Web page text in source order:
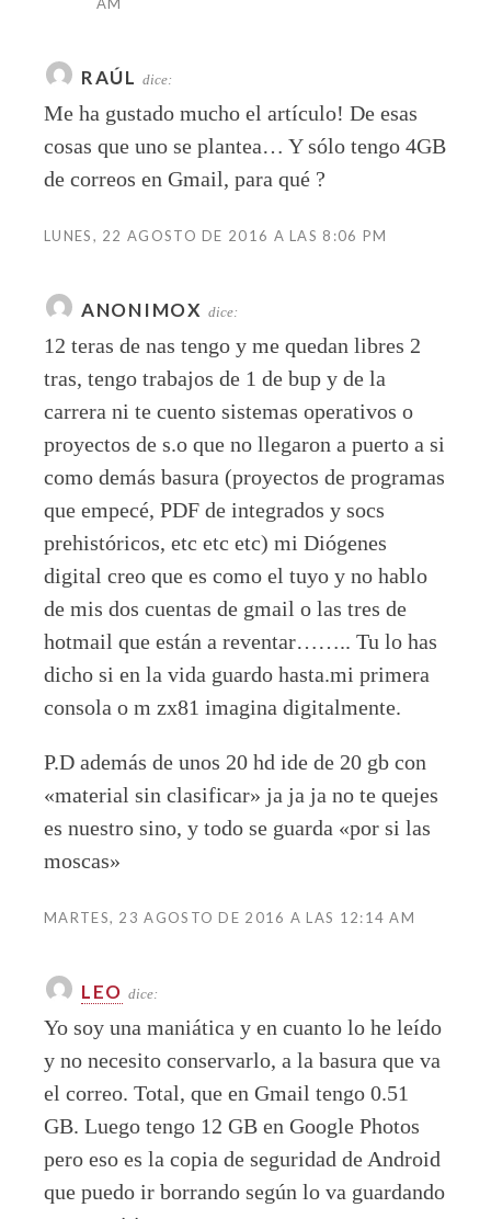
AM
RAÚL dice:
Me ha gustado mucho el artículo! De esas
cosas que uno se plantea… Y sólo tengo 4GB
de correos en Gmail, para qué ?
LUNES, 22 AGOSTO DE 2016 A LAS 8:06 PM
ANONIMOX dice:
12 teras de nas tengo y me quedan libres 2
tras, tengo trabajos de 1 de bup y de la
carrera ni te cuento sistemas operativos o
proyectos de s.o que no llegaron a puerto a si
como demás basura (proyectos de programas
que empecé, PDF de integrados y socs
prehistóricos, etc etc etc) mi Diógenes
digital creo que es como el tuyo y no hablo
de mis dos cuentas de gmail o las tres de
hotmail que están a reventar…….. Tu lo has
dicho si en la vida guardo hasta.mi primera
consola o m zx81 imagina digitalmente.
P.D además de unos 20 hd ide de 20 gb con
«material sin clasificar» ja ja ja no te quejes
es nuestro sino, y todo se guarda «por si las
moscas»
MARTES, 23 AGOSTO DE 2016 A LAS 12:14 AM
LEO dice:
Yo soy una maniática y en cuanto lo he leído
y no necesito conservarlo, a la basura que va
el correo. Total, que en Gmail tengo 0.51
GB. Luego tengo 12 GB en Google Photos
pero eso es la copia de seguridad de Android
que puedo ir borrando según lo va guardando